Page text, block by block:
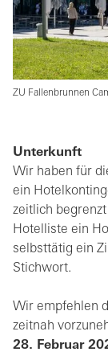
ZU Fallenbrunnen
Unterkunft
Wir haben für
ein
zeitlich
Hotelliste ein
selbsttätig ein
Stichwort.
Wir empfehlen
zeitnah
28. Februar